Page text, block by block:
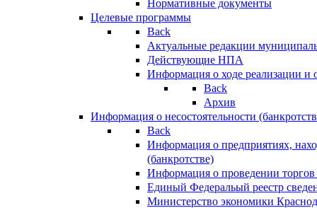
Нормативные документы
Целевые программы
Back
Актуальные редакции
Действующие НПА
Информация о ходе реализации
Back
Архив
Информация о несостоятельности
Back
Информация о предприятиях,
(банкротстве)
Информация о проведении
Единый Федеральый реестр
Министерство экономики